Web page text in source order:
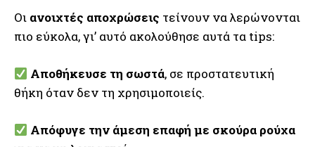
Οι ανοιχτές αποχρώσεις τείνουν να λερώνονται
πιο εύκολα, γι’ αυτό ακολούθησε αυτά τα tips:
Αποθήκευσε τη σωστά, σε προστατευτική
θήκη όταν δεν τη χρησιμοποιείς.
Απόφυγε την άμεση επαφή με σκούρα ρούχα